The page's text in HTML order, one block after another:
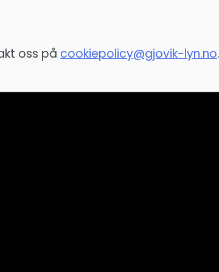
oss på cookiepolicy@gjovik-lyn.no.